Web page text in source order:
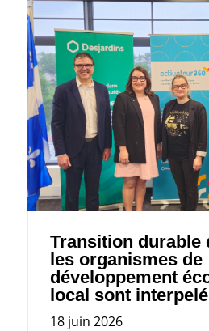
Transition durable
les organismes de
développement
local sont
18 juin 2026